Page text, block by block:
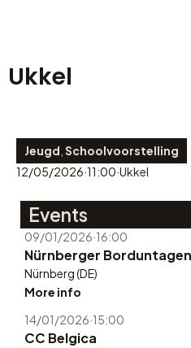
Ukkel
Jeugd Schoolvoorstelling
12/05/2026·11:00·Ukkel
Events
09/01/2026·16:00
Nürnberger Borduntagen
Nürnberg (DE)
More info
14/01/2026·15:00
CC Belgica